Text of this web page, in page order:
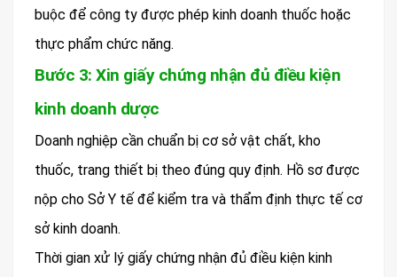
buộc để công ty được phép kinh doanh thuốc hoặc
thực phẩm chức năng.
Bước 3: Xin giấy chứng nhận đủ điều kiện
kinh doanh dược
Doanh nghiệp cần chuẩn bị cơ sở vật chất, kho
thuốc, trang thiết bị theo đúng quy định. Hồ sơ được
nộp cho Sở Y tế để kiểm tra và thẩm định thực tế cơ
sở kinh doanh.
Thời gian xử lý giấy chứng nhận đủ điều kiện kinh